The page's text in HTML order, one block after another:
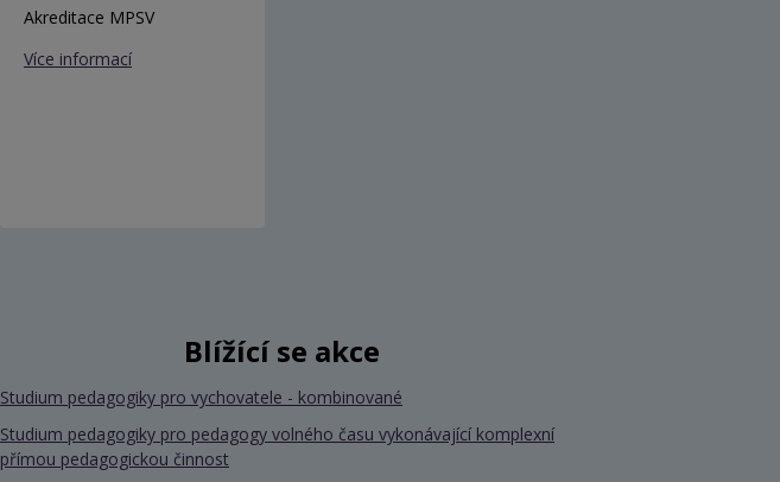
Akreditace MPSV
Více informací
Blížící se akce
Studium pedagogiky pro vychovatele - kombinované
Studium pedagogiky pro pedagogy volného času vykonávající komplexní
přímou pedagogickou činnost